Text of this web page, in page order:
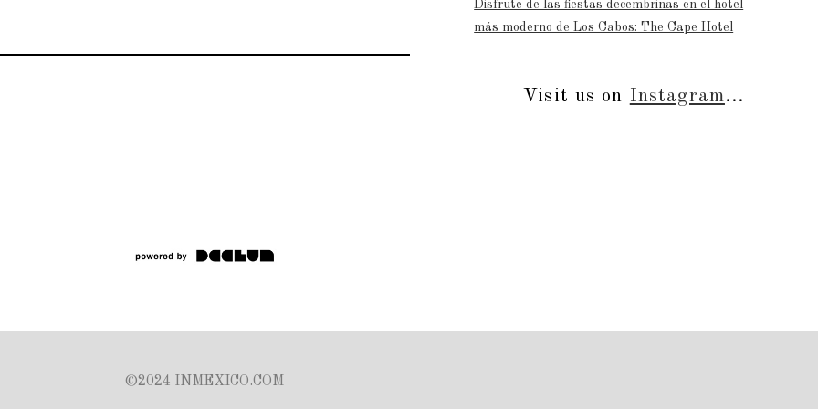
Disfrute de las fiestas decembrinas en el hotel
más moderno de Los Cabos: The Cape Hotel
Visit us on Instagram...
©2024 INMEXICO.COM